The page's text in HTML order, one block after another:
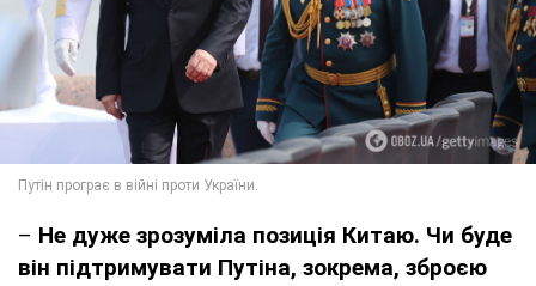
– Не дуже зрозуміла позиція Китаю. Чи буде
він підтримувати Путіна, зокрема, зброєю